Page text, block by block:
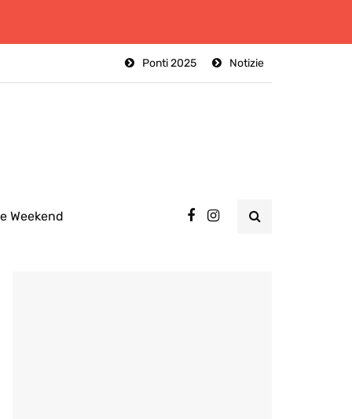
Notizie
Ponti 2025
Weekend